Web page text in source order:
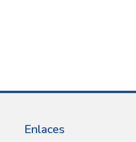
Enlaces